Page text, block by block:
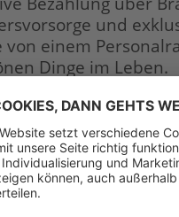
und
einem
Dinge im Leben.
etwas bewegen –
bereit, neue
als Verkäufer Zoo